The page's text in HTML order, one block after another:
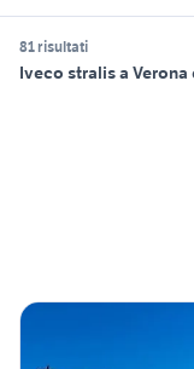
81 risultati
Iveco stralis a